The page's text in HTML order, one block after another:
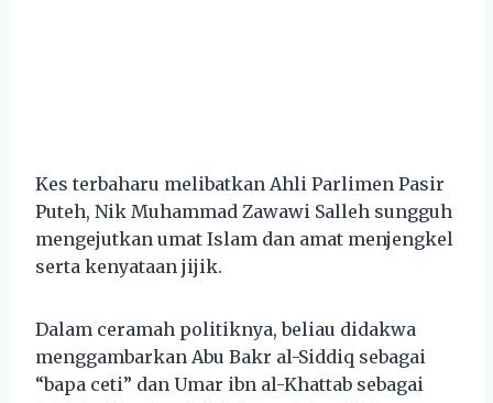
Kes terbaharu melibatkan Ahli Parlimen Pasir
Puteh, Nik Muhammad Zawawi Salleh sungguh
mengejutkan umat Islam dan amat menjengkel
serta kenyataan jijik.
Dalam ceramah politiknya, beliau didakwa
menggambarkan Abu Bakr al-Siddiq sebagai
“bapa ceti” dan Umar ibn al-Khattab sebagai